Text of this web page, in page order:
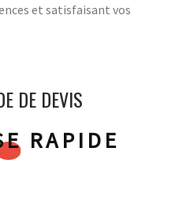
et satisfaisant vos
DE DEVIS
RAPIDE